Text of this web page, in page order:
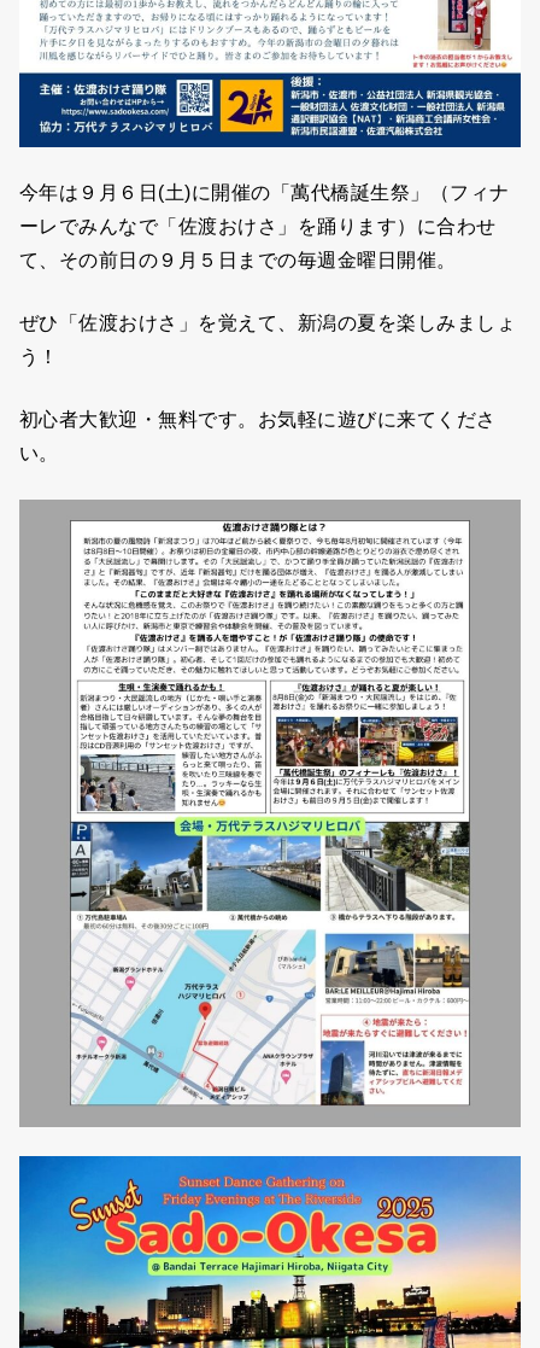
今年は９月６日(土)に開催の「萬代橋誕生祭」（フィナ
ーレでみんなで「佐渡おけさ」を踊ります）に合わせ
て、その前日の９月５日までの毎週金曜日開催。
ぜひ「佐渡おけさ」を覚えて、新潟の夏を楽しみましょ
う！
初心者大歓迎・無料です。お気軽に遊びに来てくださ
い。